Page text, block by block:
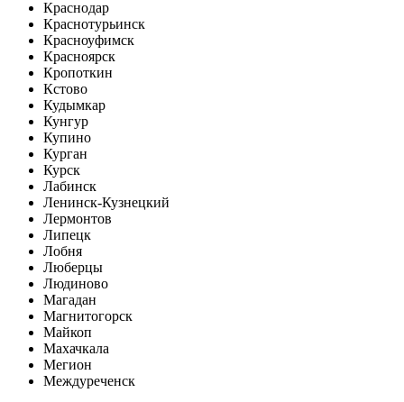
Краснодар
Краснотурьинск
Красноуфимск
Красноярск
Кропоткин
Кстово
Кудымкар
Кунгур
Купино
Курган
Курск
Лабинск
Ленинск-Кузнецкий
Лермонтов
Липецк
Лобня
Люберцы
Людиново
Магадан
Магнитогорск
Майкоп
Махачкала
Мегион
Междуреченск